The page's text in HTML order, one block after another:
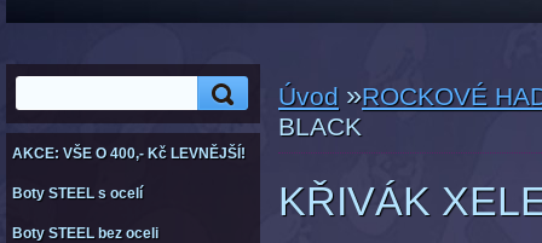
AKCE: VŠE O 400,- Kč LEVNĚJŠÍ!
Boty STEEL s ocelí
Boty STEEL bez oceli
Úvod »ROCKOVÉ
BLACK
KŘIVÁK